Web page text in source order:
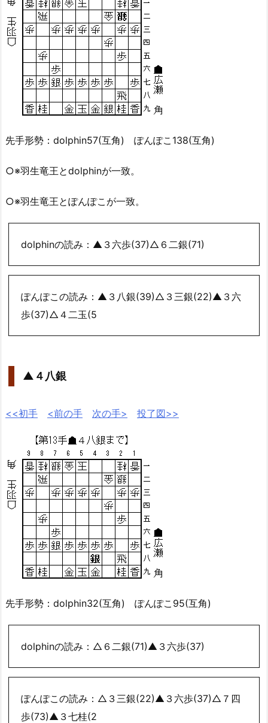
先手形勢：dolphin57(互角) ぽんぽこ138(互角)
○※羽生竜王とdolphinが一致。
○※羽生竜王とぽんぽこが一致。
dolphinの読み：▲３六歩(37)△６二銀(71)
ぽんぽこの読み：▲３八銀(39)△３三銀(22)▲３六
歩(37)△４二玉(5
▲４八銀
<<初手 <前の手 次の手> 投了図>>
先手形勢：dolphin32(互角) ぽんぽこ95(互角)
dolphinの読み：△６二銀(71)▲３六歩(37)
ぽんぽこの読み：△３三銀(22)▲３六歩(37)△７四
歩(73)▲３七桂(2